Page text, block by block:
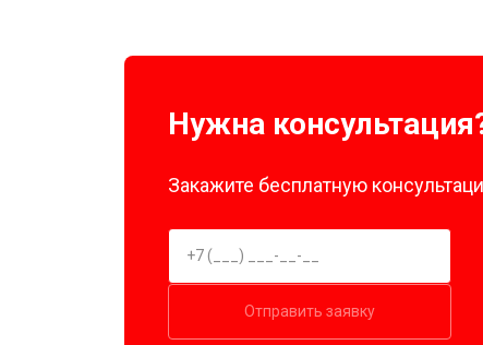
Нужна
Закажите бесплатную
Отправить заявку